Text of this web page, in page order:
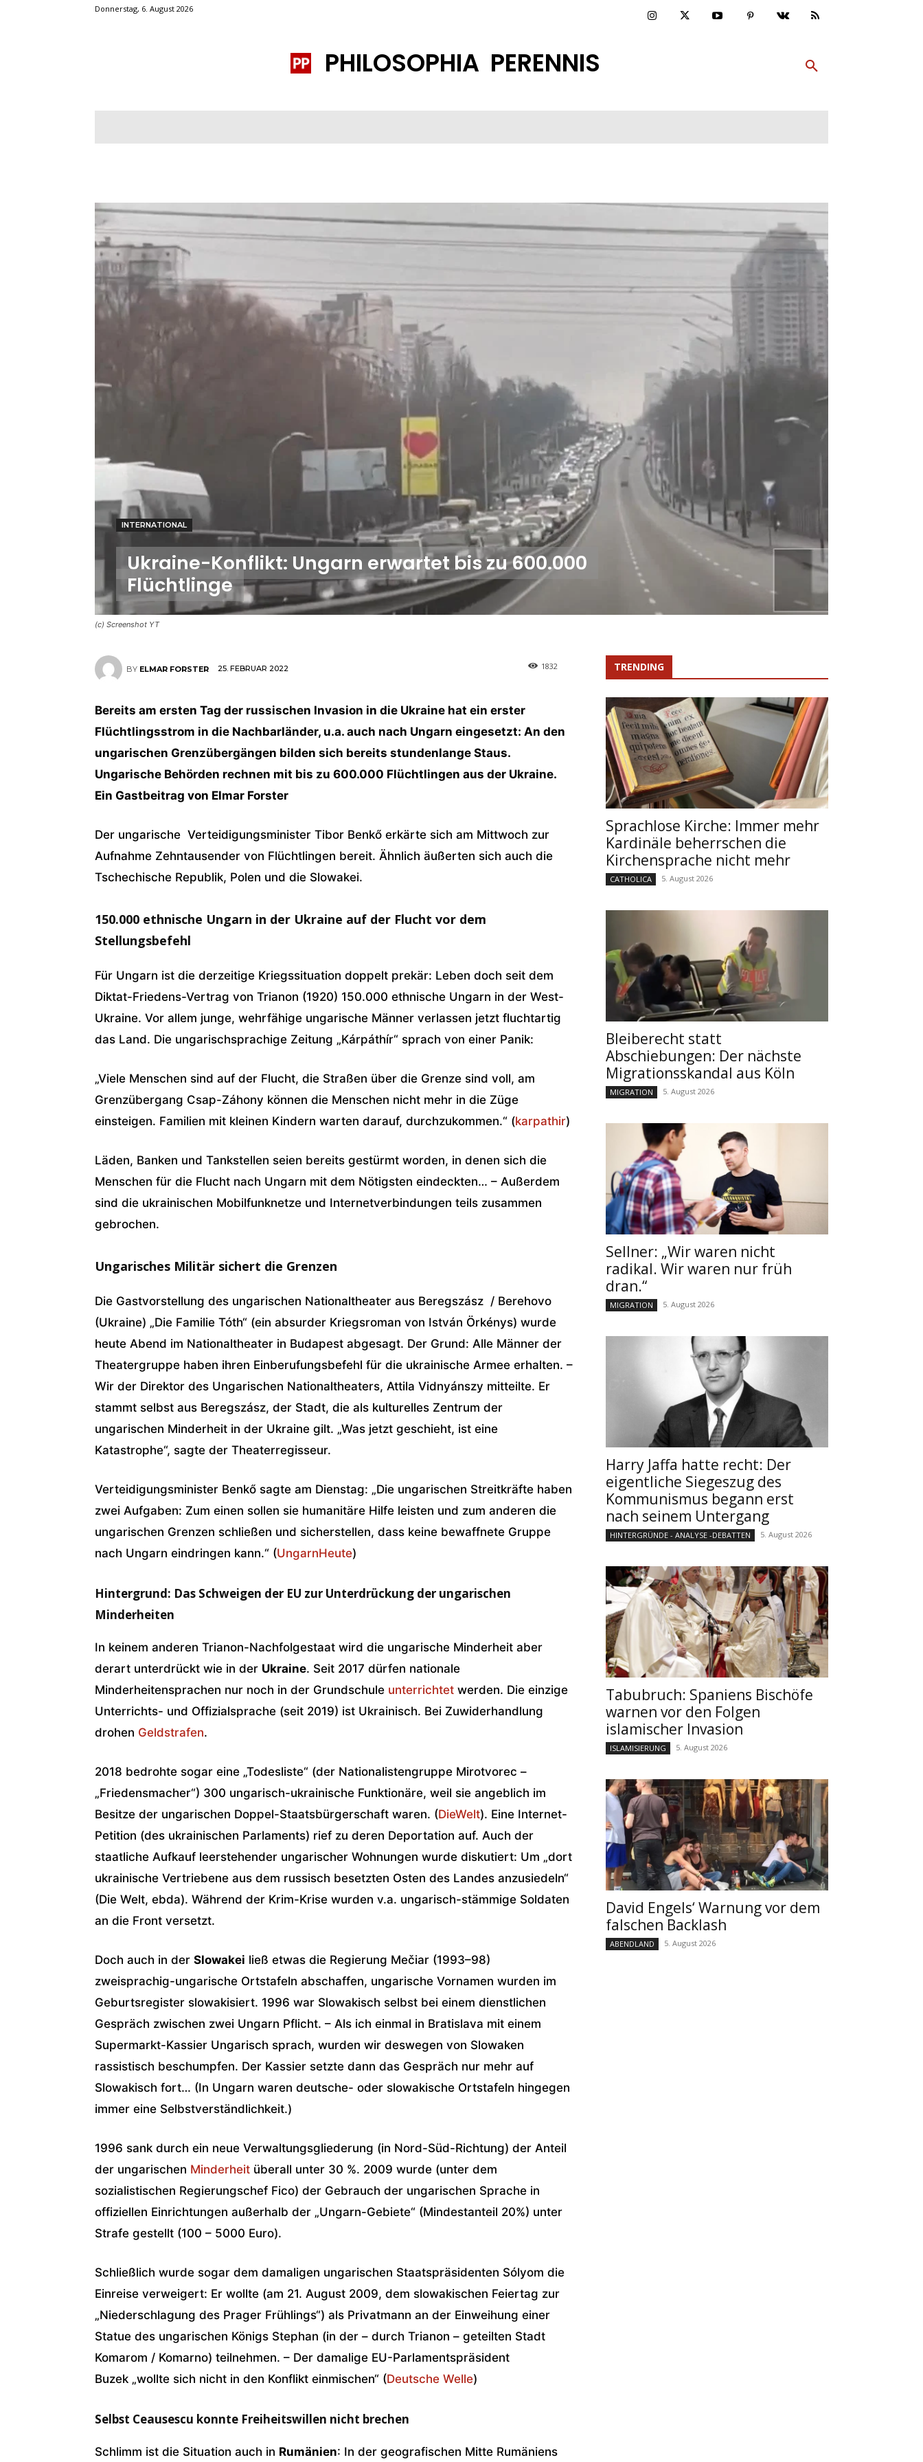
Donnerstag, 6. August 2026
PHILOSOPHIA PERENNIS
(c) Screenshot YT
INTERNATIONAL
Ukraine-Konflikt: Ungarn erwartet bis zu 600.000
Flüchtlinge
BY ELMAR FORSTER 25. FEBRUAR 2022 1832
Bereits am ersten Tag der russischen Invasion in die Ukraine hat ein erster
Flüchtlingsstrom in die Nachbarländer, u.a. auch nach Ungarn eingesetzt: An den
ungarischen Grenzübergängen bilden sich bereits stundenlange Staus.
Ungarische Behörden rechnen mit bis zu 600.000 Flüchtlingen aus der Ukraine.
Ein Gastbeitrag von Elmar Forster
Der ungarische Verteidigungsminister Tibor Benkő erkärte sich am Mittwoch zur
Aufnahme Zehntausender von Flüchtlingen bereit. Ähnlich äußerten sich auch die
Tschechische Republik, Polen und die Slowakei.
150.000 ethnische Ungarn in der Ukraine auf der Flucht vor dem
Stellungsbefehl
Für Ungarn ist die derzeitige Kriegssituation doppelt prekär: Leben doch seit dem
Diktat-Friedens-Vertrag von Trianon (1920) 150.000 ethnische Ungarn in der West-
Ukraine. Vor allem junge, wehrfähige ungarische Männer verlassen jetzt fluchtartig
das Land. Die ungarischsprachige Zeitung „Kárpáthír“ sprach von einer Panik:
„Viele Menschen sind auf der Flucht, die Straßen über die Grenze sind voll, am
Grenzübergang Csap-Záhony können die Menschen nicht mehr in die Züge
einsteigen. Familien mit kleinen Kindern warten darauf, durchzukommen.“ (karpathir)
Läden, Banken und Tankstellen seien bereits gestürmt worden, in denen sich die
Menschen für die Flucht nach Ungarn mit dem Nötigsten eindeckten… – Außerdem
sind die ukrainischen Mobilfunknetze und Internetverbindungen teils zusammen
gebrochen.
Ungarisches Militär sichert die Grenzen
Die Gastvorstellung des ungarischen Nationaltheater aus Beregszász / Berehovo
(Ukraine) „Die Familie Tóth“ (ein absurder Kriegsroman von István Örkénys) wurde
heute Abend im Nationaltheater in Budapest abgesagt. Der Grund: Alle Männer der
Theatergruppe haben ihren Einberufungsbefehl für die ukrainische Armee erhalten. –
Wir der Direktor des Ungarischen Nationaltheaters, Attila Vidnyánszy mitteilte. Er
stammt selbst aus Beregszász, der Stadt, die als kulturelles Zentrum der
ungarischen Minderheit in der Ukraine gilt. „Was jetzt geschieht, ist eine
Katastrophe“, sagte der Theaterregisseur.
Verteidigungsminister Benkő sagte am Dienstag: „Die ungarischen Streitkräfte haben
zwei Aufgaben: Zum einen sollen sie humanitäre Hilfe leisten und zum anderen die
ungarischen Grenzen schließen und sicherstellen, dass keine bewaffnete Gruppe
nach Ungarn eindringen kann.“ (UngarnHeute)
Hintergrund: Das Schweigen der EU zur Unterdrückung der ungarischen
Minderheiten
In keinem anderen Trianon-Nachfolgestaat wird die ungarische Minderheit aber
derart unterdrückt wie in der Ukraine. Seit 2017 dürfen nationale
Minderheitensprachen nur noch in der Grundschule unterrichtet werden. Die einzige
Unterrichts- und Offizialsprache (seit 2019) ist Ukrainisch. Bei Zuwiderhandlung
drohen Geldstrafen.
2018 bedrohte sogar eine „Todesliste“ (der Nationalistengruppe Mirotvorec –
„Friedensmacher“) 300 ungarisch-ukrainische Funktionäre, weil sie angeblich im
Besitze der ungarischen Doppel-Staatsbürgerschaft waren. (DieWelt). Eine Internet-
Petition (des ukrainischen Parlaments) rief zu deren Deportation auf. Auch der
staatliche Aufkauf leerstehender ungarischer Wohnungen wurde diskutiert: Um „dort
ukrainische Vertriebene aus dem russisch besetzten Osten des Landes anzusiedeln“
(Die Welt, ebda). Während der Krim-Krise wurden v.a. ungarisch-stämmige Soldaten
an die Front versetzt.
Doch auch in der Slowakei ließ etwas die Regierung Mečiar (1993–98)
zweisprachig-ungarische Ortstafeln abschaffen, ungarische Vornamen wurden im
Geburtsregister slowakisiert. 1996 war Slowakisch selbst bei einem dienstlichen
Gespräch zwischen zwei Ungarn Pflicht. – Als ich einmal in Bratislava mit einem
Supermarkt-Kassier Ungarisch sprach, wurden wir deswegen von Slowaken
rassistisch beschumpfen. Der Kassier setzte dann das Gespräch nur mehr auf
Slowakisch fort… (In Ungarn waren deutsche- oder slowakische Ortstafeln hingegen
immer eine Selbstverständlichkeit.)
1996 sank durch ein neue Verwaltungsgliederung (in Nord-Süd-Richtung) der Anteil
der ungarischen Minderheit überall unter 30 %. 2009 wurde (unter dem
sozialistischen Regierungschef Fico) der Gebrauch der ungarischen Sprache in
offiziellen Einrichtungen außerhalb der „Ungarn-Gebiete“ (Mindestanteil 20%) unter
Strafe gestellt (100 – 5000 Euro).
Schließlich wurde sogar dem damaligen ungarischen Staatspräsidenten Sólyom die
Einreise verweigert: Er wollte (am 21. August 2009, dem slowakischen Feiertag zur
„Niederschlagung des Prager Frühlings“) als Privatmann an der Einweihung einer
Statue des ungarischen Königs Stephan (in der – durch Trianon – geteilten Stadt
Komarom / Komarno) teilnehmen. – Der damalige EU-Parlamentspräsident
Buzek „wollte sich nicht in den Konflikt einmischen“ (Deutsche Welle)
Selbst Ceausescu konnte Freiheitswillen nicht brechen
Schlimm ist die Situation auch in Rumänien: In der geografischen Mitte Rumäniens
TRENDING
Sprachlose Kirche: Immer mehr
Kardinäle beherrschen die
Kirchensprache nicht mehr
CATHOLICA 5. August 2026
Bleiberecht statt
Abschiebungen: Der nächste
Migrationsskandal aus Köln
MIGRATION 5. August 2026
Sellner: „Wir waren nicht
radikal. Wir waren nur früh
dran.“
MIGRATION 5. August 2026
Harry Jaffa hatte recht: Der
eigentliche Siegeszug des
Kommunismus begann erst
nach seinem Untergang
HINTERGRÜNDE - ANALYSE -DEBATTEN 5. August 2026
Tabubruch: Spaniens Bischöfe
warnen vor den Folgen
islamischer Invasion
ISLAMISIERUNG 5. August 2026
David Engels‘ Warnung vor dem
falschen Backlash
ABENDLAND 5. August 2026